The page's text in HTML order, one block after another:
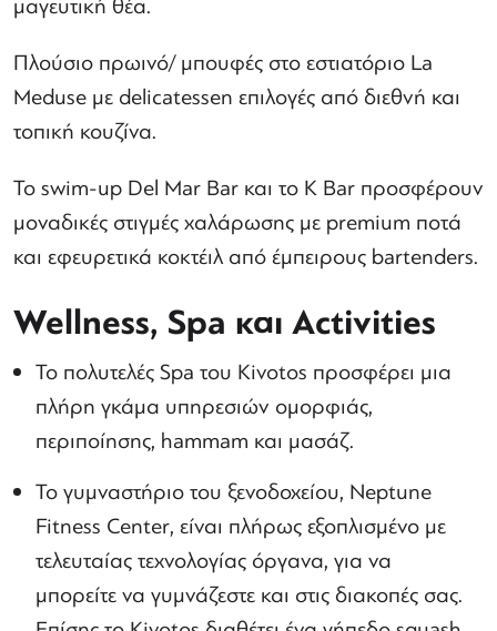
μαγευτική θέα.
Πλούσιο πρωινό/ μπουφές στο εστιατόριο La
Meduse με delicatessen επιλογές από διεθνή και
τοπική κουζίνα.
Το swim-up Del Mar Bar και το K Bar προσφέρουν
μοναδικές στιγμές χαλάρωσης με premium ποτά
και εφευρετικά κοκτέιλ από έμπειρους bartenders.
Wellness, Spa και Activities
Το πολυτελές Spa του Kivotos προσφέρει μια
πλήρη γκάμα υπηρεσιών ομορφιάς,
περιποίησης, hammam και μασάζ.
Το γυμναστήριο του ξενοδοχείου, Neptune
Fitness Center, είναι πλήρως εξοπλισμένο με
τελευταίας τεχνολογίας όργανα, για να
μπορείτε να γυμνάζεστε και στις διακοπές σας.